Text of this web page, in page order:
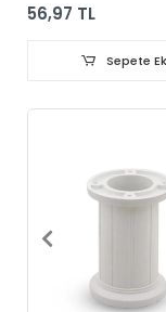
56,97 TL
Sepete